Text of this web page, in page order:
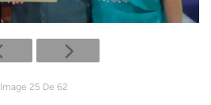
Image 25 De 62